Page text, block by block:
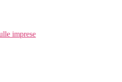
imprese